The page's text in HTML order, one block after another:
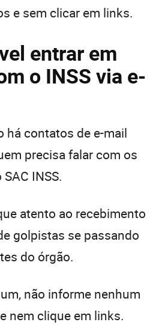
e sem clicar em links.
entrar em
o INSS via e-
há contatos de e-mail
precisa falar com os
INSS.
atento ao recebimento
golpistas se passando
do órgão.
não informe nenhum
nem clique em links.